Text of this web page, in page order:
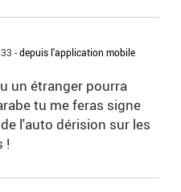
-depuis l'application mobile
un étranger pourra
tu me feras signe
l'auto dérision sur les
!